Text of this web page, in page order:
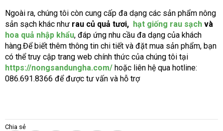
Ngoài ra, chúng tôi còn cung cấp đa dạng các sản phẩm nông
sản sạch khác như rau củ quả tươi, hạt giống rau sạch và
hoa quả nhập khẩu, đáp ứng nhu cầu đa dạng của khách
hàng.Để biết thêm thông tin chi tiết và đặt mua sản phẩm, bạn
có thể truy cập trang web chính thức của chúng tôi tại
https://nongsandungha.com/ hoặc liên hệ qua hotline:
086.691.8366 để được tư vấn và hỗ trợ
Chia sẻ